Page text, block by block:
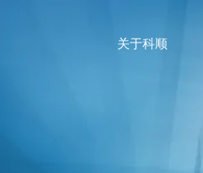
关于科顺